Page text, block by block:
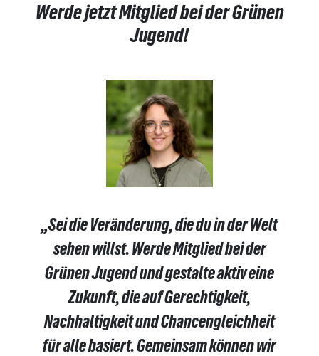
Werde jetzt Mitglied bei der Grünen
Jugend!
„Sei die Veränderung, die du in der Welt
sehen willst. Werde Mitglied bei der
Grünen Jugend und gestalte aktiv eine
Zukunft, die auf Gerechtigkeit,
Nachhaltigkeit und Chancengleichheit
für alle basiert. Gemeinsam können wir